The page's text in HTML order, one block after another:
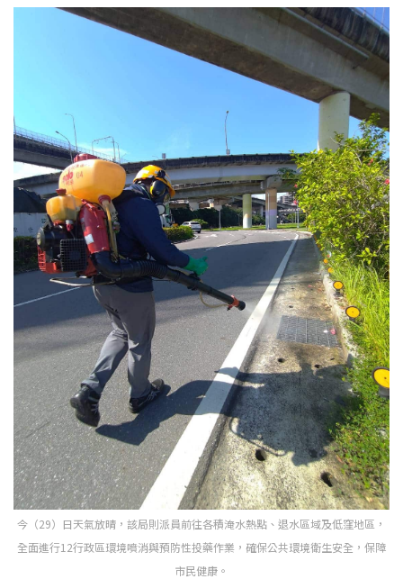
今（29）日天氣放晴，該局則派員前往各積淹水熱點、退水區域及低窪地區，
全面進行12行政區環境噴消與預防性投藥作業，確保公共環境衛生安全，保障
市民健康。